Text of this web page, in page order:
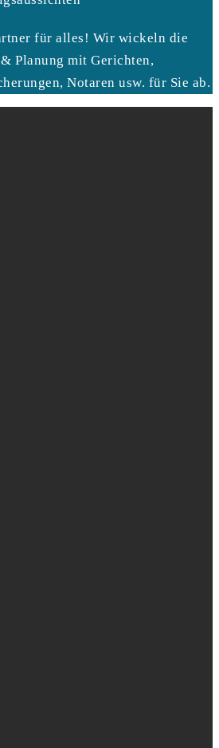
für alles! Wir wickeln die
Planung mit Gerichten,
Notaren usw. für Sie ab.